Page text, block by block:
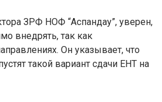
ЗРФ НОФ “Аспандау”, уверен,
внедрять, так как
Он указывает, что
такой вариант сдачи ЕНТ на